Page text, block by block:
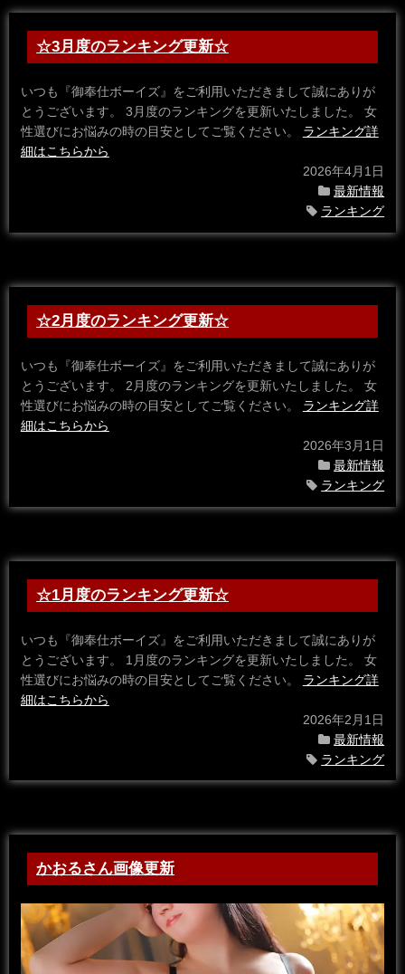
☆3月度のランキング更新☆
いつも『御奉仕ボーイズ』をご利用いただきまして誠にありが
とうございます。 3月度のランキングを更新いたしました。 女
性選びにお悩みの時の目安としてご覧ください。 ランキング詳
細はこちらから
2026年4月1日
最新情報
ランキング
☆2月度のランキング更新☆
いつも『御奉仕ボーイズ』をご利用いただきまして誠にありが
とうございます。 2月度のランキングを更新いたしました。 女
性選びにお悩みの時の目安としてご覧ください。 ランキング詳
細はこちらから
2026年3月1日
最新情報
ランキング
☆1月度のランキング更新☆
いつも『御奉仕ボーイズ』をご利用いただきまして誠にありが
とうございます。 1月度のランキングを更新いたしました。 女
性選びにお悩みの時の目安としてご覧ください。 ランキング詳
細はこちらから
2026年2月1日
最新情報
ランキング
かおるさん画像更新